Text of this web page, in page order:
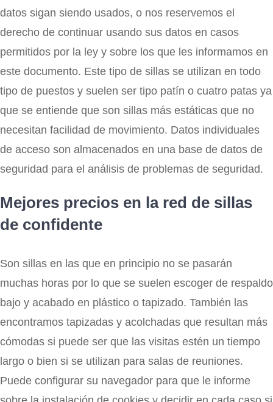
datos sigan siendo usados, o nos reservemos el
derecho de continuar usando sus datos en casos
permitidos por la ley y sobre los que les informamos en
este documento. Este tipo de sillas se utilizan en todo
tipo de puestos y suelen ser tipo patín o cuatro patas ya
que se entiende que son sillas más estáticas que no
necesitan facilidad de movimiento. Datos individuales
de acceso son almacenados en una base de datos de
seguridad para el análisis de problemas de seguridad.
Mejores precios en la red de sillas
de confidente
Son sillas en las que en principio no se pasarán
muchas horas por lo que se suelen escoger de respaldo
bajo y acabado en plástico o tapizado. También las
encontramos tapizadas y acolchadas que resultan más
cómodas si puede ser que las visitas estén un tiempo
largo o bien si se utilizan para salas de reuniones.
Puede configurar su navegador para que le informe